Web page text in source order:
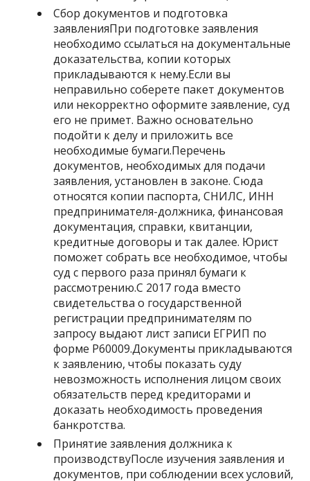
Сбор документов и подготовка
заявленияПри подготовке заявления
необходимо ссылаться на документальные
доказательства, копии которых
прикладываются к нему.Если вы
неправильно соберете пакет документов
или некорректно оформите заявление, суд
его не примет. Важно основательно
подойти к делу и приложить все
необходимые бумаги.Перечень
документов, необходимых для подачи
заявления, установлен в законе. Сюда
относятся копии паспорта, СНИЛС, ИНН
предпринимателя-должника, финансовая
документация, справки, квитанции,
кредитные договоры и так далее. Юрист
поможет собрать все необходимое, чтобы
суд с первого раза принял бумаги к
рассмотрению.С 2017 года вместо
свидетельства о государственной
регистрации предпринимателям по
запросу выдают лист записи ЕГРИП по
форме Р60009.Документы прикладываются
к заявлению, чтобы показать суду
невозможность исполнения лицом своих
обязательств перед кредиторами и
доказать необходимость проведения
банкротства.
Принятие заявления должника к
производствуПосле изучения заявления и
документов, при соблюдении всех условий,